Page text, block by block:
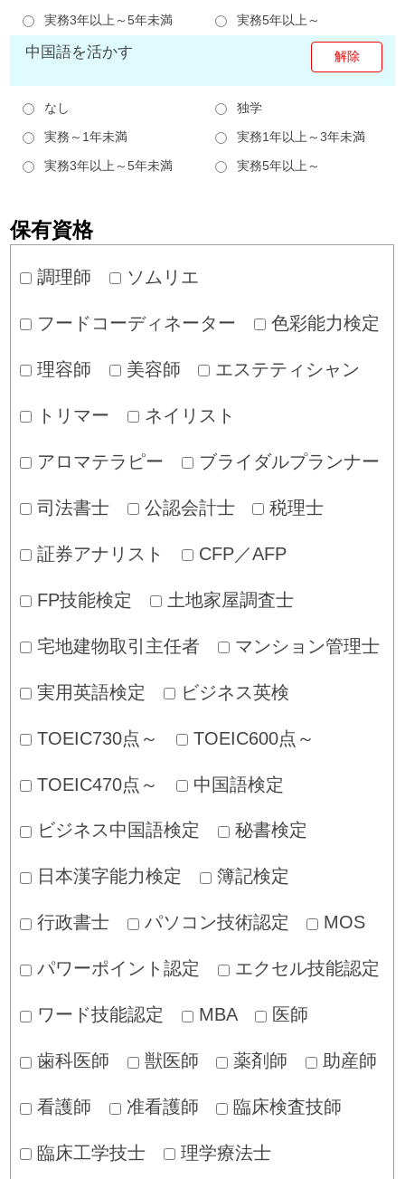
実務3年以上～5年未満
実務5年以上～
中国語を活かす
なし
独学
実務～1年未満
実務1年以上～3年未満
実務3年以上～5年未満
実務5年以上～
保有資格
調理師 ソムリエ
フードコーディネーター 色彩能力検定
理容師 美容師 エステティシャン
トリマー ネイリスト
アロマテラピー ブライダルプランナー
司法書士 公認会計士 税理士
証券アナリスト CFP／AFP
FP技能検定 土地家屋調査士
宅地建物取引主任者 マンション管理士
実用英語検定 ビジネス英検
TOEIC730点～ TOEIC600点～
TOEIC470点～ 中国語検定
ビジネス中国語検定 秘書検定
日本漢字能力検定 簿記検定
行政書士 パソコン技術認定 MOS
パワーポイント認定 エクセル技能認定
ワード技能認定 MBA 医師
歯科医師 獣医師 薬剤師 助産師
看護師 准看護師 臨床検査技師
臨床工学技士 理学療法士